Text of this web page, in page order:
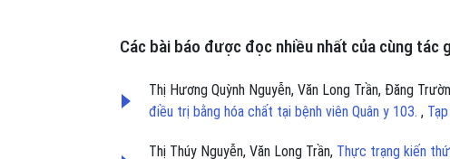
Các bài báo được đọc nhiều nhất của cùng tác
Thị Hương Quỳnh Nguyễn, Văn Long Trần, Đăng
điều trị bằng hóa chất tại bệnh viên Quân y 103. ,
Thị Thúy Nguyễn, Văn Long Trần, Thực trạng kiến